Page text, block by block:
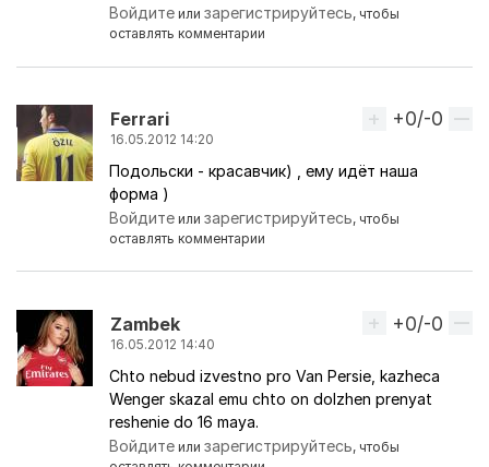
Войдите илизарегистрируйтесь, чтобы
оставлять комментарии
Ferrari
16.05.2012 14:20
Вверх
+0/-0
Подольски - красавчик) , ему идёт наша
форма )
Войдите илизарегистрируйтесь, чтобы
оставлять комментарии
Zambek
16.05.2012 14:40
Вверх
+0/-0
Chto nebud izvestno pro Van Persie, kazheca
Wenger skazal emu chto on dolzhen prenyat
reshenie do 16 maya.
Войдите илизарегистрируйтесь, чтобы